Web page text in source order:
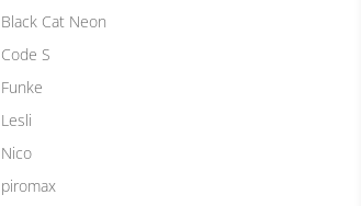
Black Cat Neon
Code S
Funke
Lesli
Nico
piromax